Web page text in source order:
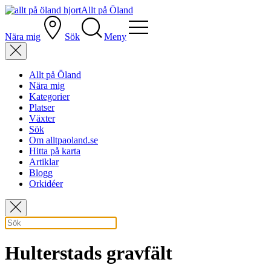
Allt på Öland
Nära mig Sök Meny
Allt på Öland
Nära mig
Kategorier
Platser
Växter
Sök
Om alltpaoland.se
Hitta på karta
Artiklar
Blogg
Orkidéer
Hulterstads gravfält